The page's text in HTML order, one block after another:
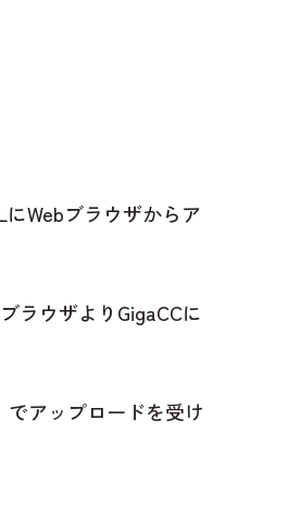
Webブラウザからア
ラウザよりGigaCCに
アップロードを受け